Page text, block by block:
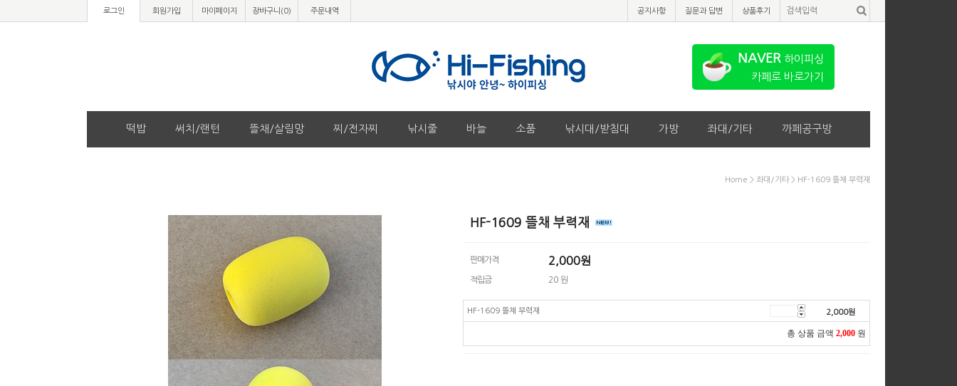
로그인 회원가입 마이페이지 장바구니(0) 주문내역 공지사항 질문과 답변 상품후기
떡밥 써치/랜턴 뜰채/살림망 찌/전자찌 낚시줄 바늘 소품 낚시대/받침대 가방 좌대/기타 까페공구방
NAVER 하이피싱
카페로 바로가기
Home > 좌대/기타> HF-1609 뜰채 부력재
HF-1609 뜰채 부력재
판매가격 2,000원
적립금 20 원
HF-1609 뜰채 부력재 2,000원
총 상품 금액 2,000 원